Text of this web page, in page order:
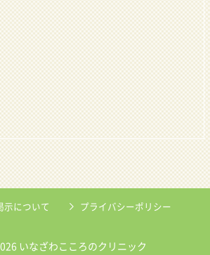
示について
プライバシーポリシー
いなざわこころのクリニック